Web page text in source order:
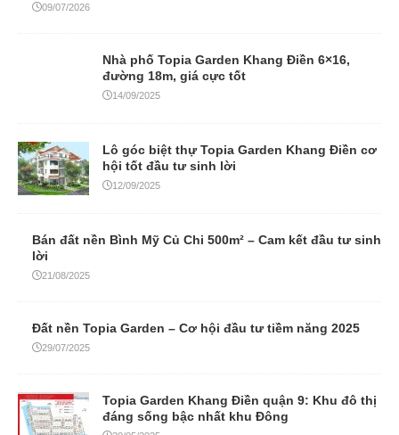
09/07/2026
Nhà phố Topia Garden Khang Điền 6×16,
đường 18m, giá cực tốt
14/09/2025
Lô góc biệt thự Topia Garden Khang Điền cơ
hội tốt đầu tư sinh lời
12/09/2025
Bán đất nền Bình Mỹ Củ Chi 500m² – Cam kết đầu tư sinh
lời
21/08/2025
Đất nền Topia Garden – Cơ hội đầu tư tiềm năng 2025
29/07/2025
Topia Garden Khang Điền quận 9: Khu đô thị
đáng sống bậc nhất khu Đông